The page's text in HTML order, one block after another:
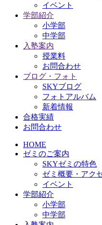
イベント
学部紹介
小学部
中学部
入塾案内
授業料
お問合わせ
ブログ・フォト
SKYブログ
フォトアルバム
新着情報
合格実績
お問合わせ
HOME
ゼミのご案内
SKYゼミの特色
ゼミ概要・アク
イベント
学部紹介
小学部
中学部